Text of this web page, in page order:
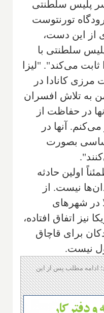
پلیس سلطنتی
تورنتوست
از این دست،
سلطنتی با
می‌کند". "لیزا
مرزی کانادا در
به تلاش افسران
در حفاظت از
آنها در
بصورت
اولین حادثه
نیست. از
در شهرهای
نیز اتفاق افتاده،
برای قاچاق
نیست.
ادامه مطلب پس از این